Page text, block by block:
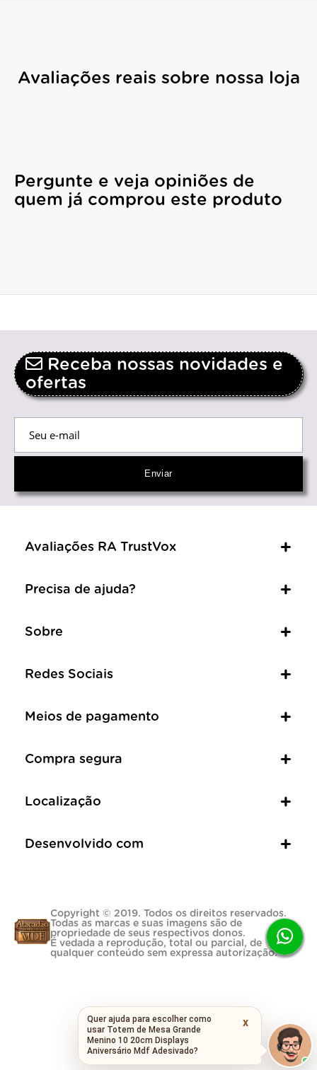
Avaliações reais sobre nossa loja
Pergunte e veja opiniões de
quem já comprou este produto
Receba nossas novidades e
ofertas
Avaliações RA TrustVox
Precisa de ajuda?
Sobre
Redes Sociais
Meios de pagamento
Compra segura
Localização
Desenvolvido com
Copyright © 2019. Todos os direitos reservados.
Todas as marcas e suas imagens são de
propriedade de seus respectivos donos.
É vedada a reprodução, total ou parcial, de
qualquer conteúdo sem expressa autorização.